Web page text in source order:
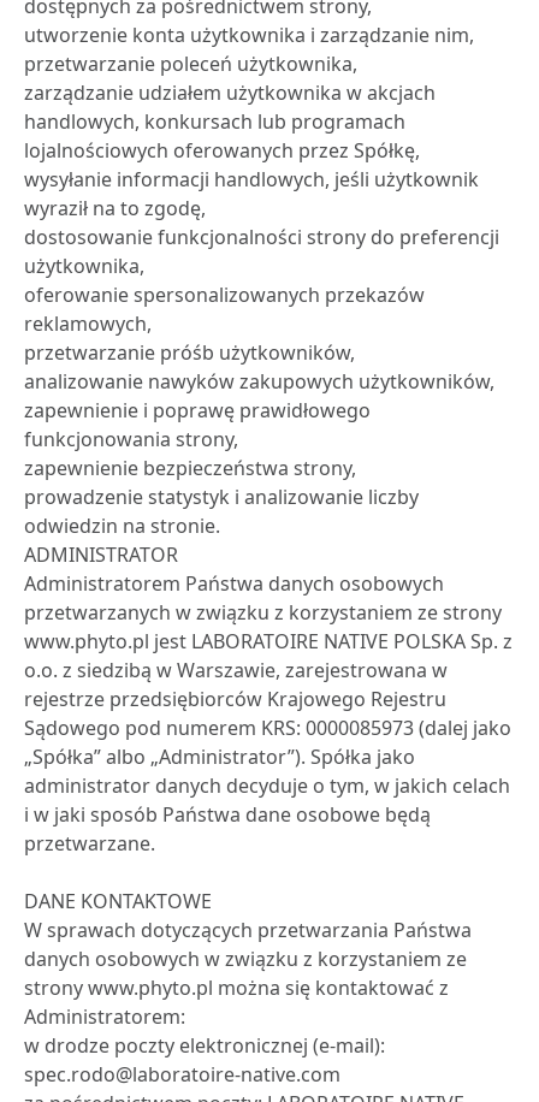
dostępnych za pośrednictwem strony,
utworzenie konta użytkownika i zarządzanie nim,
przetwarzanie poleceń użytkownika,
zarządzanie udziałem użytkownika w akcjach
handlowych, konkursach lub programach
lojalnościowych oferowanych przez Spółkę,
wysyłanie informacji handlowych, jeśli użytkownik
wyraził na to zgodę,
dostosowanie funkcjonalności strony do preferencji
użytkownika,
oferowanie spersonalizowanych przekazów
reklamowych,
przetwarzanie próśb użytkowników,
analizowanie nawyków zakupowych użytkowników,
zapewnienie i poprawę prawidłowego
funkcjonowania strony,
zapewnienie bezpieczeństwa strony,
prowadzenie statystyk i analizowanie liczby
odwiedzin na stronie.
ADMINISTRATOR
Administratorem Państwa danych osobowych
przetwarzanych w związku z korzystaniem ze strony
www.phyto.pl jest LABORATOIRE NATIVE POLSKA Sp. z
o.o. z siedzibą w Warszawie, zarejestrowana w
rejestrze przedsiębiorców Krajowego Rejestru
Sądowego pod numerem KRS: 0000085973 (dalej jako
„Spółka” albo „Administrator”). Spółka jako
administrator danych decyduje o tym, w jakich celach
i w jaki sposób Państwa dane osobowe będą
przetwarzane.
DANE KONTAKTOWE
W sprawach dotyczących przetwarzania Państwa
danych osobowych w związku z korzystaniem ze
strony www.phyto.pl można się kontaktować z
Administratorem:
w drodze poczty elektronicznej (e-mail):
spec.rodo@laboratoire-native.com